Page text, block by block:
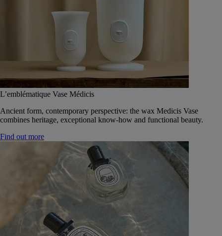
L’emblématique Vase Médicis
Ancient form, contemporary perspective: the wax Medicis Vase
combines heritage, exceptional know-how and functional beauty.
Find out more